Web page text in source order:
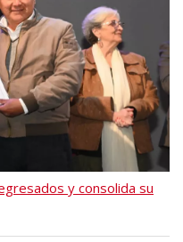
y consolida su